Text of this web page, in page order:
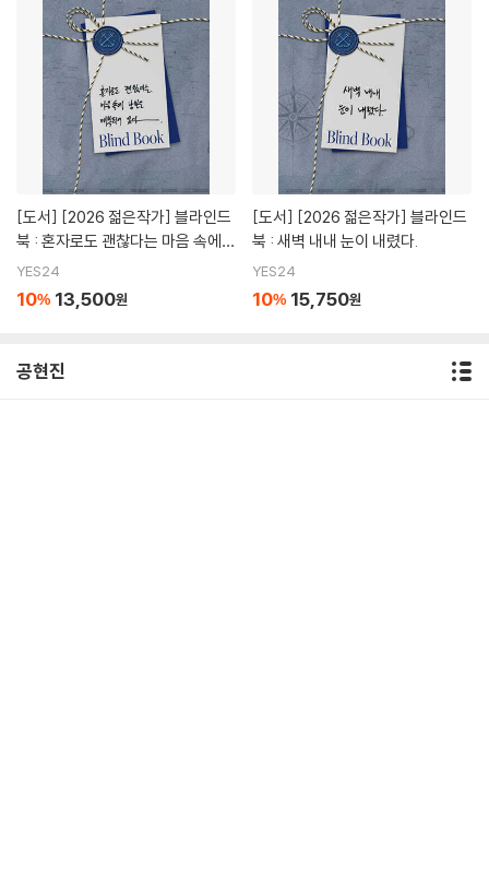
[도서]
북 : 혼자로도 괜찮다는 마음 속에
낭만은 매복되어 있다.
YES24
10% 13,500원
[도서]
북 : 새벽 내내 눈이 내렸다.
YES24
10% 15,750원
공현진